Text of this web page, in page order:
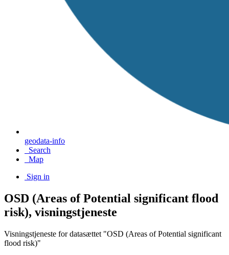
geodata-info
Search
Map
Sign in
OSD (Areas of Potential significant flood
risk), visningstjeneste
Visningstjeneste for datasættet "OSD (Areas of Potential significant
flood risk)"